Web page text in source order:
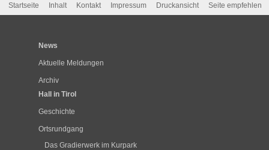
Startseite Inhalt Kontakt Impressum Druckansicht Seite empfehlen
News
Aktuelle Meldungen
Archiv
Hall in Tirol
Geschichte
Ortsrundgang
Das Gradierwerk im Kurpark